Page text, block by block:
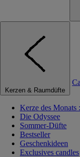
Kerzen & Raumdüfte
Kerze des Monats
Die Odyssee
Sommer-Düfte
Bestseller
Geschenkideen
Exclusives candles